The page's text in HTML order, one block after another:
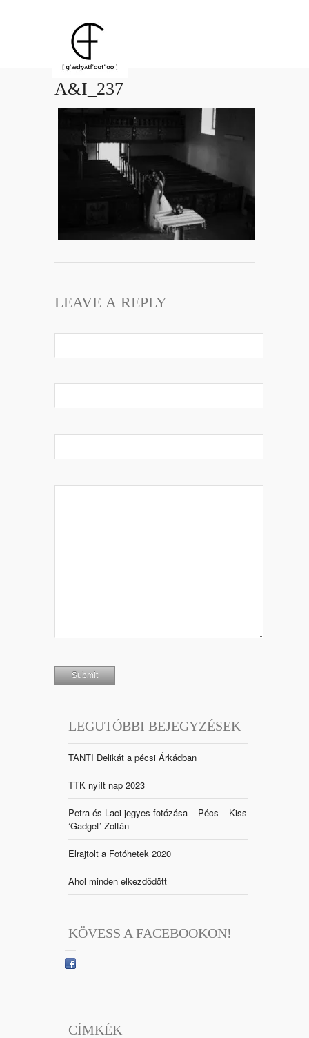
A&I_237
LEAVE A REPLY
LEGUTÓBBI BEJEGYZÉSEK
TANTI Delikát a pécsi Árkádban
TTK nyílt nap 2023
Petra és Laci jegyes fotózása – Pécs – Kiss
‘Gadget’ Zoltán
Elrajtolt a Fotóhetek 2020
Ahol minden elkezdődött
KÖVESS A FACEBOOKON!
CÍMKÉK